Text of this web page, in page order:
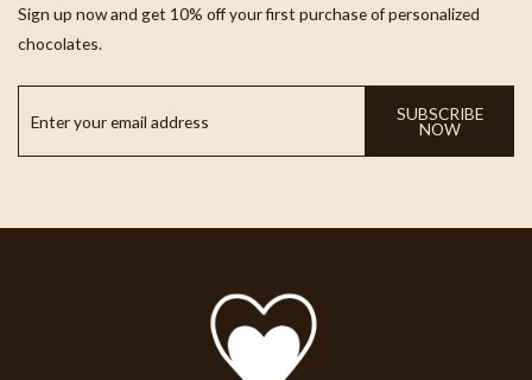
Sign up now and get 10% off your first purchase of personalized
chocolates.
SUBSCRIBE
NOW